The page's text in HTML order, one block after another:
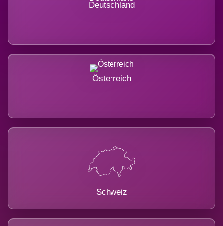
Deutschland
Österreich
Schweiz